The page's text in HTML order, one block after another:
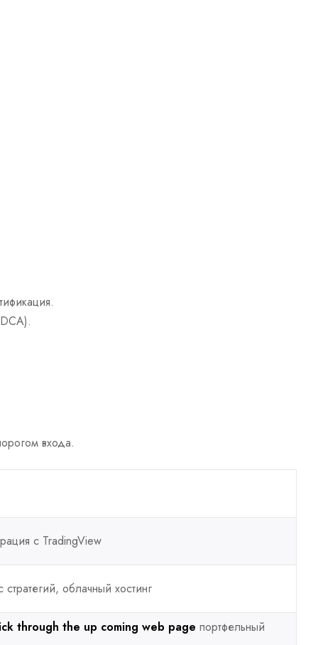
входа.
с TradingView
облачный хостинг
through the up coming web page портфельный